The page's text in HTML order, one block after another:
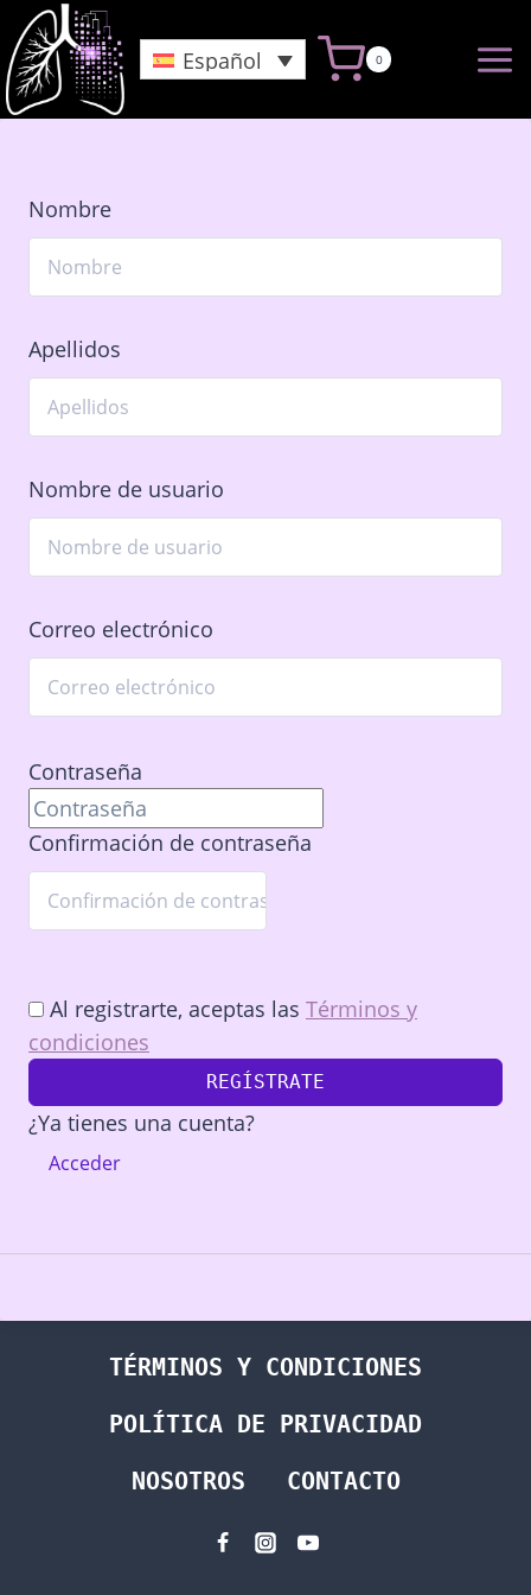
Saltar
al
Contenido
Español 0
Nombre
Apellidos
Nombre de usuario
Correo electrónico
Contraseña
Confirmación de contraseña
Al registrarte, aceptas las Términos y
condiciones
REGÍSTRATE
¿Ya tienes una cuenta?
Acceder
TÉRMINOS Y CONDICIONES
POLÍTICA DE PRIVACIDAD
NOSOTROS
CONTACTO